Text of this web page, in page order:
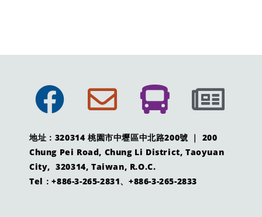
地址：320314 桃園市中壢區中北路200號 ｜ 200
Chung Pei Road, Chung Li District, Taoyuan
City, 320314, Taiwan, R.O.C.
Tel：+886-3-265-2831、+886-3-265-2833